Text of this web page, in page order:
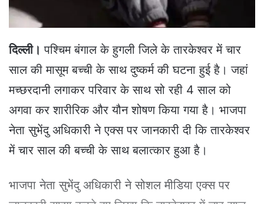
दिल्ली। पश्चिम बंगाल के हुगली जिले के तारकेश्वर में चार
साल की मासूम बच्ची के साथ दुष्कर्म की घटना हुई है। जहां
मच्छरदानी लगाकर परिवार के साथ सो रही 4 साल को
अगवा कर शारीरिक और यौन शोषण किया गया है। भाजपा
नेता सुभेंदु अधिकारी ने एक्स पर जानकारी दी कि तारकेश्वर
में चार साल की बच्ची के साथ बलात्कार हुआ है।
भाजपा नेता सुभेंदु अधिकारी ने सोशल मीडिया एक्स पर